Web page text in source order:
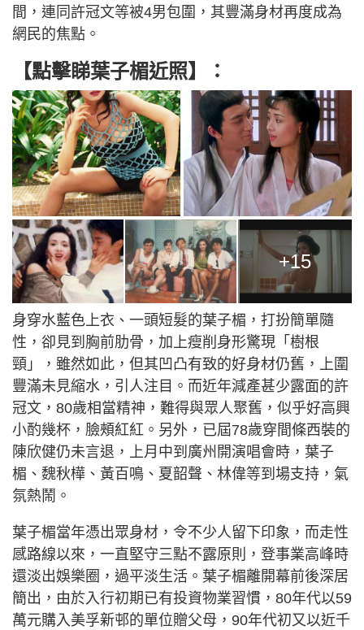
間，連同許冠文等被4男包圍，其豐滿身材再度成為
網民的焦點。
【點擊睇葉子楣近照】：
+15
身穿水藍色上衣、一頭短髮的葉子楣，打扮簡單隨
性，卻見到胸前肋骨，加上瘦削身形驚現「樹根
頸」，雖然如此，但其凹凸有致的好身材仍舊，上圍
豐滿未見縮水，引人注目。而近年減產甚少露面的許
冠文，80歲相當精神，難得與眾人聚舊，似乎好高興
小酌幾杯，臉頰紅紅。另外，已屆78歲穿間條西裝的
陳欣健仍未言退，上月中到廣州開演唱會時，葉子
楣、魏秋樺、黃百鳴、夏韶聲、林偉等到場支持，氣
氛熱鬧。
葉子楣當年憑出眾身材，令不少人留下印象，而走性
感路線以來，一直堅守三點不露原則，登事業高峰時
還淡出娛樂圈，過平淡生活。葉子楣離開幕前後深居
簡出，由於入行初期已有投資物業習慣，80年代以59
萬元購入美孚新邨的單位贈父母，90年代初又以近千